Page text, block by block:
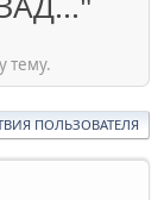
тему.
ПОЛЬЗОВАТЕЛЯ